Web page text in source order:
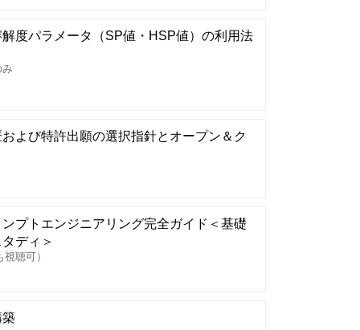
度パラメータ（SP値・HSP値）の利用法
み
よび特許出願の選択指針とオープン＆ク
プトエンジニアリング完全ガイド＜基礎
ディ＞
聴可）